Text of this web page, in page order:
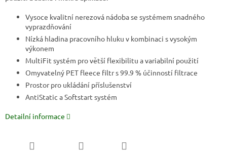
Vysoce kvalitní nerezová nádoba se systémem snadného
vyprazdňování
Nízká hladina pracovního hluku v kombinaci s vysokým
výkonem
MultiFit systém pro větší flexibilitu a variabilní použití
Omyvatelný PET fleece filtr s 99.9 % účinností filtrace
Prostor pro ukládání příslušenství
AntiStatic a Softstart systém
Detailní informace